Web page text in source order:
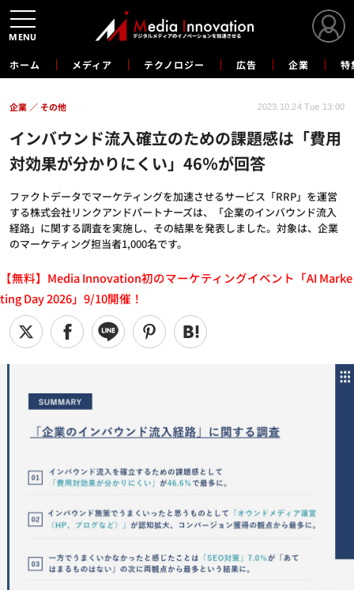
ホーム メディア テクノロジー 広告 企業 特
インバウンド流入確立のための課題感は「費用
対効果が分かりにくい」46％が回答
ファクトデータでマーケティングを加速させるサービス「RRP」を運営
する株式会社リンクアンドパートナーズは、「企業のインバウンド流入
経路」に関する調査を実施し、その結果を発表しました。対象は、企業
のマーケティング担当者1,000名です。
企業 その他 2023.10.24 Tue 13:00
【無料】Media Innovation初のマーケティングイベント「AI Marke
ting Day 2026」9/10開催！
MENU